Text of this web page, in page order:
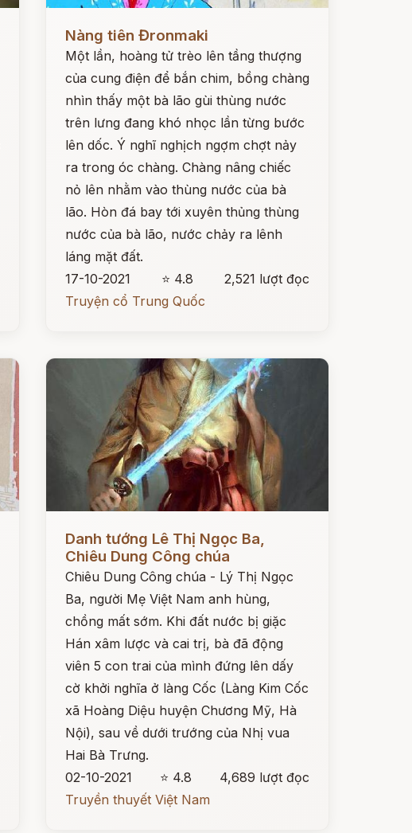
Nàng tiên Đronmaki
Một lần, hoàng tử trèo lên tầng thượng
của cung điện để bắn chim, bồng chàng
nhìn thấy một bà lão gùi thùng nước
trên lưng đang khó nhọc lần từng bước
lên dốc. Ý nghĩ nghịch ngợm chợt nảy
ra trong óc chàng. Chàng nâng chiếc
nỏ lên nhằm vào thùng nước của bà
lão. Hòn đá bay tới xuyên thủng thùng
nước của bà lão, nước chảy ra lênh
láng mặt đất.
17-10-2021
⭐ 4.8
2,521 lượt đọc
Truyện cổ Trung Quốc
Danh tướng Lê Thị Ngọc Ba,
Chiêu Dung Công chúa
Chiêu Dung Công chúa - Lý Thị Ngọc
Ba, người Mẹ Việt Nam anh hùng,
chồng mất sớm. Khi đất nước bị giặc
Hán xâm lược và cai trị, bà đã động
viên 5 con trai của mình đứng lên dấy
cờ khởi nghĩa ở làng Cốc (Làng Kim Cốc
xã Hoàng Diệu huyện Chương Mỹ, Hà
Nội), sau về dưới trướng của Nhị vua
Hai Bà Trưng.
02-10-2021
⭐ 4.8
4,689 lượt đọc
Truyền thuyết Việt Nam